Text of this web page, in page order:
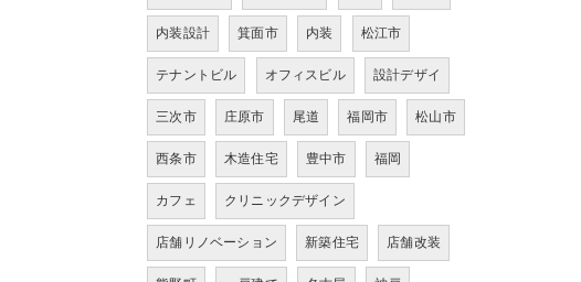
内装設計 箕面市 内装 松江市
テナントビル オフィスビル 設計デザイ
三次市 庄原市 尾道 福岡市 松山市
西条市 木造住宅 豊中市 福岡
カフェ クリニックデザイン
店舗リノベーション 新築住宅 店舗改装